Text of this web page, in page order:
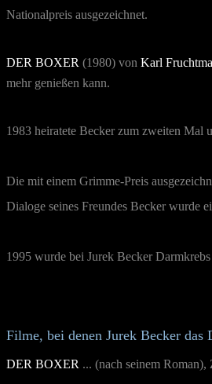
Nationalpreis ausgezeichnet.
DER BOXER (1980) von Karl
mehr genießen kann.
1983 heiratete Becker zum zweiten Mal
Die mit einem Grimme-Preis
Dialoge seines Freundes Becker wurde
1995 wurde bei Jurek Becker
Filme, bei denen Jurek Becker das
DER BOXER ... (nach seinem